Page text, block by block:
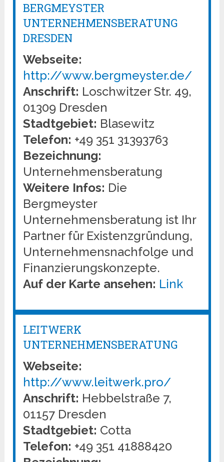
BERGMEYSTER
UNTERNEHMENSBERATUNG
DRESDEN
Webseite:
http://www.bergmeyster.de/
Anschrift: Loschwitzer Str. 49,
01309 Dresden
Stadtgebiet: Blasewitz
Telefon: +49 351 31393763
Bezeichnung:
Unternehmensberatung
Weitere Infos: Die
Bergmeyster
Unternehmensberatung ist Ihr
Partner für Existenzgründung,
Unternehmensnachfolge und
Finanzierungskonzepte.
Auf der Karte ansehen: Link
LEITWERK
UNTERNEHMENSBERATUNG
Webseite:
http://www.leitwerk.pro/
Anschrift: Hebbelstraße 7,
01157 Dresden
Stadtgebiet: Cotta
Telefon: +49 351 41888420